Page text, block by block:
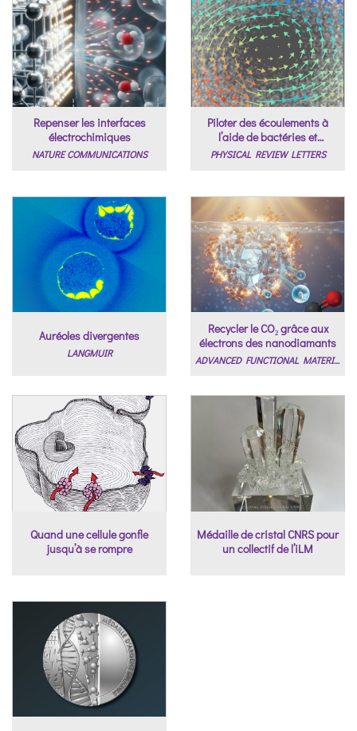
Repenser les interfaces
électrochimiques
NATURE COMMUNICATIONS
Piloter des écoulements à
l’aide de bactéries et
d’aimants
PHYSICAL REVIEW LETTERS
Auréoles divergentes
LANGMUIR
Recycler le CO₂ grâce aux
électrons des nanodiamants
ADVANCED FUNCTIONAL MATERIALS
Quand une cellule gonfle
jusqu’à se rompre
Médaille de cristal CNRS pour
un collectif de l’iLM